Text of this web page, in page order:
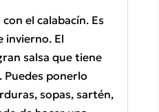
el calabacín. Es
invierno. El
salsa que tiene
Puedes ponerlo
sopas, sartén,